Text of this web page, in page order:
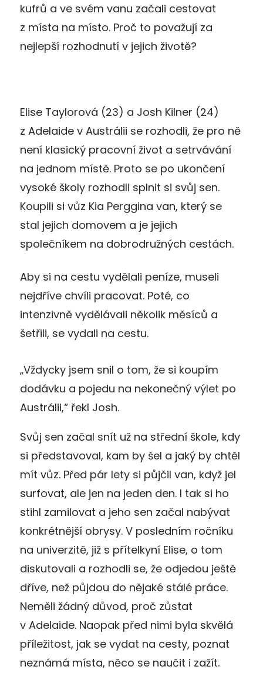
kufrů a ve svém vanu začali cestovat
z místa na místo. Proč to považují za
nejlepší rozhodnutí v jejich životě?
Elise Taylorová (23) a Josh Kilner (24)
z Adelaide v Austrálii se rozhodli, že pro ně
není klasický pracovní život a setrvávání
na jednom místě. Proto se po ukončení
vysoké školy rozhodli splnit si svůj sen.
Koupili si vůz Kia Perggina van, který se
stal jejich domovem a je jejich
společníkem na dobrodružných cestách.
Aby si na cestu vydělali peníze, museli
nejdříve chvíli pracovat. Poté, co
intenzivně vydělávali několik měsíců a
šetřili, se vydali na cestu.
„Vždycky jsem snil o tom, že si koupím
dodávku a pojedu na nekonečný výlet po
Austrálii,“ řekl Josh.
Svůj sen začal snít už na střední škole, kdy
si představoval, kam by šel a jaký by chtěl
mít vůz. Před pár lety si půjčil van, když jel
surfovat, ale jen na jeden den. I tak si ho
stihl zamilovat a jeho sen začal nabývat
konkrétnější obrysy. V posledním ročníku
na univerzitě, již s přítelkyní Elise, o tom
diskutovali a rozhodli se, že odjedou ještě
dříve, než půjdou do nějaké stálé práce.
Neměli žádný důvod, proč zůstat
v Adelaide. Naopak před nimi byla skvělá
příležitost, jak se vydat na cesty, poznat
neznámá místa, něco se naučit i zažít.